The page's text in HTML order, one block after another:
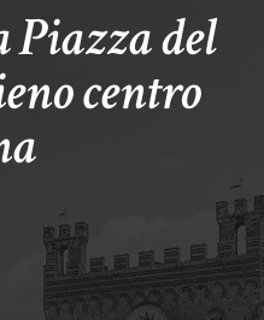
Piazza del
centro